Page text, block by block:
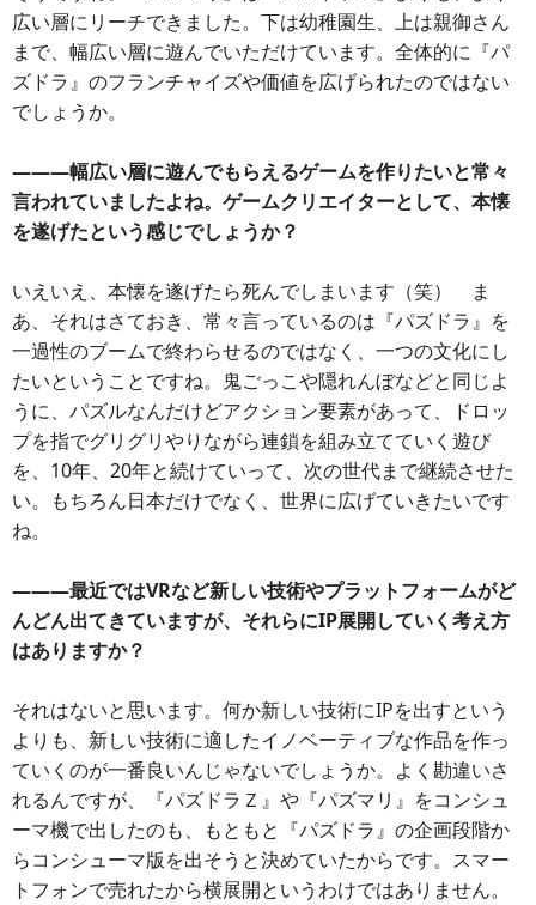
広い層にリーチできました。下は幼稚園生、上は親御さん
まで、幅広い層に遊んでいただけています。全体的に『パ
ズドラ』のフランチャイズや価値を広げられたのではない
でしょうか。
―――幅広い層に遊んでもらえるゲームを作りたいと常々
言われていましたよね。ゲームクリエイターとして、本懐
を遂げたという感じでしょうか？
いえいえ、本懐を遂げたら死んでしまいます（笑） ま
あ、それはさておき、常々言っているのは『パズドラ』を
一過性のブームで終わらせるのではなく、一つの文化にし
たいということですね。鬼ごっこや隠れんぼなどと同じよ
うに、パズルなんだけどアクション要素があって、ドロッ
プを指でグリグリやりながら連鎖を組み立てていく遊び
を、10年、20年と続けていって、次の世代まで継続させた
い。もちろん日本だけでなく、世界に広げていきたいです
ね。
―――最近ではVRなど新しい技術やプラットフォームがど
んどん出てきていますが、それらにIP展開していく考え方
はありますか？
それはないと思います。何か新しい技術にIPを出すという
よりも、新しい技術に適したイノベーティブな作品を作っ
ていくのが一番良いんじゃないでしょうか。よく勘違いさ
れるんですが、『パズドラＺ』や『パズマリ』をコンシュ
ーマ機で出したのも、もともと『パズドラ』の企画段階か
らコンシューマ版を出そうと決めていたからです。スマー
トフォンで売れたから横展開というわけではありません。